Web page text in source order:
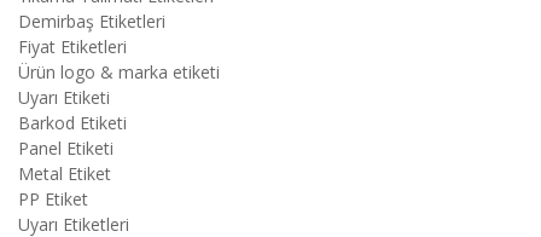
Demirbaş Etiketleri
Fiyat Etiketleri
Ürün logo & marka etiketi
Uyarı Etiketi
Barkod Etiketi
Panel Etiketi
Metal Etiket
PP Etiket
Uyarı Etiketleri